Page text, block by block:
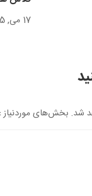
17 می, 2015
شد. بخش‌های موردنیاز